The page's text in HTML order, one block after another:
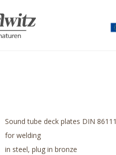
Sound tube deck plates DIN 86111
for welding
in steel, plug in bronze